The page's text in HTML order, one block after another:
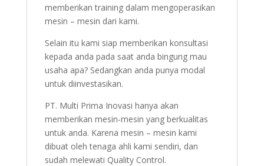
memberikan training dalam mengoperasikan
mesin – mesin dari kami.
Selain itu kami siap memberikan konsultasi
kepada anda pada saat anda bingung mau
usaha apa? Sedangkan anda punya modal
untuk diinvestasikan.
PT. Multi Prima Inovasi hanya akan
memberikan mesin-mesin yang berkualitas
untuk anda. Karena mesin – mesin kami
dibuat oleh tenaga ahli kami sendiri, dan
sudah melewati Quality Control.